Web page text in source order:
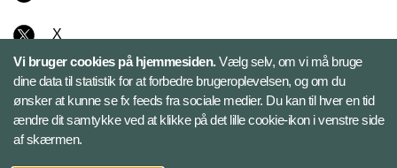
X
Instagram
Bluesky
LinkedIn
Vi bruger cookies på hjemmesiden.Vælg selv, om vi må bruge
dine data til statistik for at forbedre brugeroplevelsen, og om du
ønsker at kunne se fx feeds fra sociale medier. Du kan til hver en tid
ændre dit samtykke ved at klikke på det lille cookie-ikon i venstre side
af skærmen.